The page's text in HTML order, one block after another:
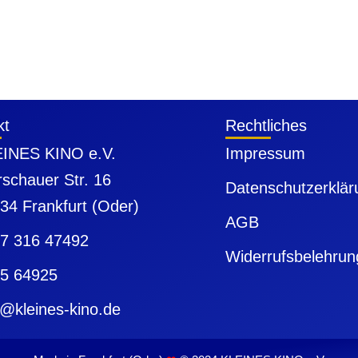
KINO e.V.
Str. 16
Frankfurt (Oder)
316 47492
64925
kino.de
Rechtliches
Impressum
AGB